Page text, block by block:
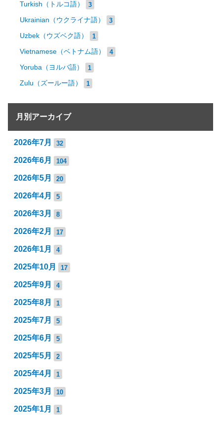
Turkish（トルコ語） 3
Ukrainian（ウクライナ語） 3
Uzbek（ウズベク語） 1
Vietnamese（ベトナム語） 4
Yoruba（ヨルバ語） 1
Zulu（ズールー語） 1
月別アーカイブ
2026年7月 32
2026年6月 104
2026年5月 20
2026年4月 5
2026年3月 8
2026年2月 17
2026年1月 4
2025年10月 17
2025年9月 4
2025年8月 1
2025年7月 5
2025年6月 5
2025年5月 2
2025年4月 1
2025年3月 10
2025年1月 1